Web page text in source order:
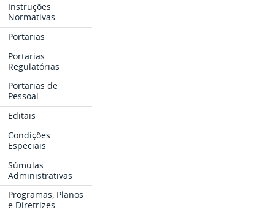
Instruções
Normativas
Portarias
Portarias
Regulatórias
Portarias de
Pessoal
Editais
Condições
Especiais
Súmulas
Administrativas
Programas, Planos
e Diretrizes